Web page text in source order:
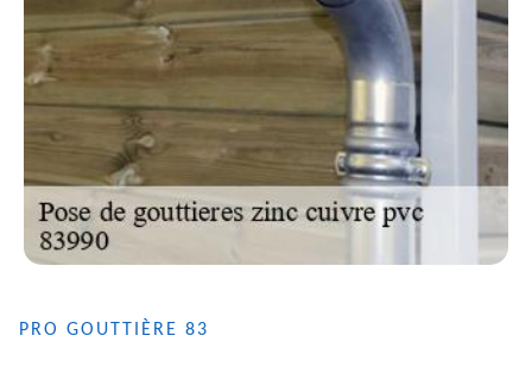
PRO GOUTTIÈRE 83